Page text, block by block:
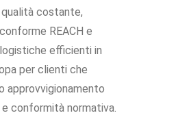
costante,
REACH e
efficienti in
per clienti che
approvvigionamento
conformità normativa.